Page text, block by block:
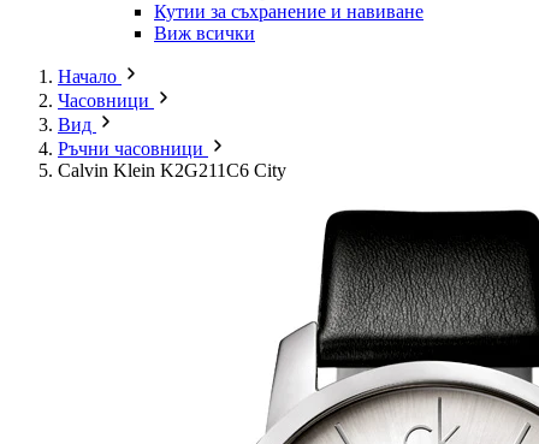
Кутии за съхранение и навиване
Виж всички
Начало
Часовници
Вид
Ръчни часовници
Calvin Klein K2G211C6 City